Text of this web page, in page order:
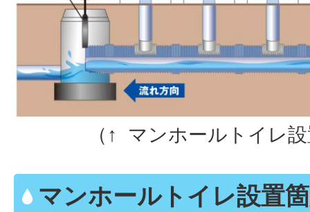
（↑ マンホールトイレ
マンホールトイレ設置